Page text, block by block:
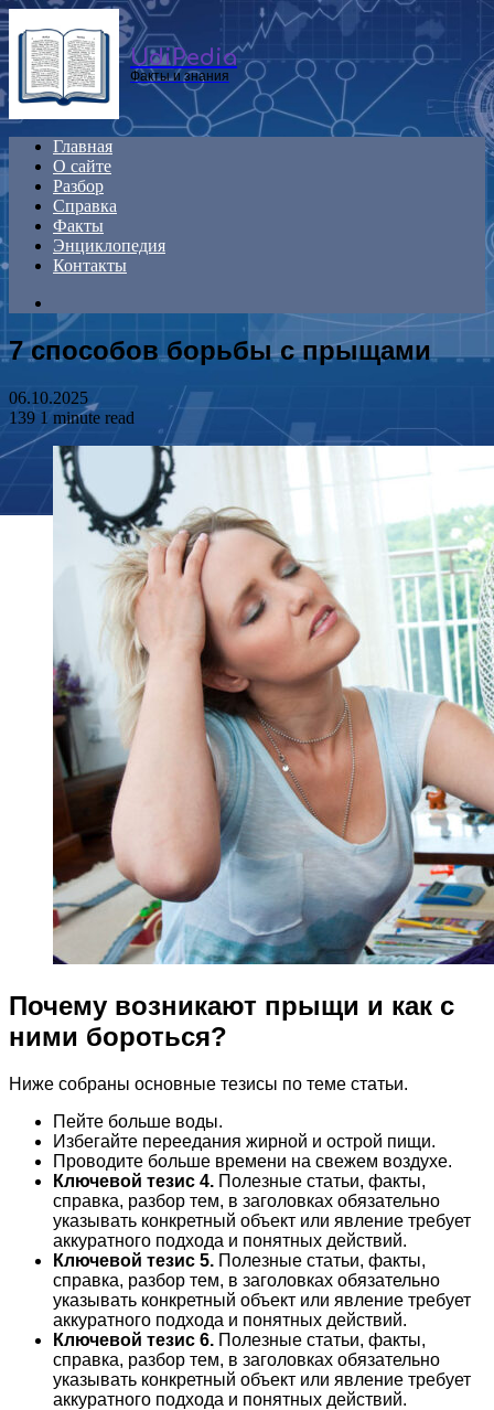
Menu
UdiPedia
Факты и знания
Главная
О сайте
Разбор
Справка
Факты
Энциклопедия
Контакты
for
7 способов борьбы с прыщами
06.10.2025
139 1 minute read
Почему возникают прыщи и как с
ними бороться?
Ниже собраны основные тезисы по теме статьи.
Пейте больше воды.
Избегайте переедания жирной и острой пищи.
Проводите больше времени на свежем воздухе.
Ключевой тезис 4. Полезные статьи, факты,
справка, разбор тем, в заголовках обязательно
указывать конкретный объект или явление требует
аккуратного подхода и понятных действий.
Ключевой тезис 5. Полезные статьи, факты,
справка, разбор тем, в заголовках обязательно
указывать конкретный объект или явление требует
аккуратного подхода и понятных действий.
Ключевой тезис 6. Полезные статьи, факты,
справка, разбор тем, в заголовках обязательно
указывать конкретный объект или явление требует
аккуратного подхода и понятных действий.